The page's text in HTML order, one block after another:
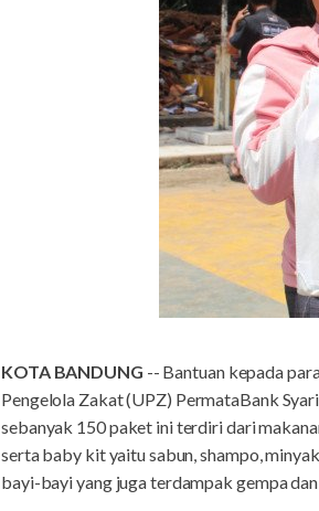
KOTA BANDUNG -- Bantuan kepada
Pengelola Zakat (UPZ) PermataBank
sebanyak 150 paket ini terdiri dari
serta baby kit yaitu sabun, shampo,
bayi-bayi yang juga terdampak gempa